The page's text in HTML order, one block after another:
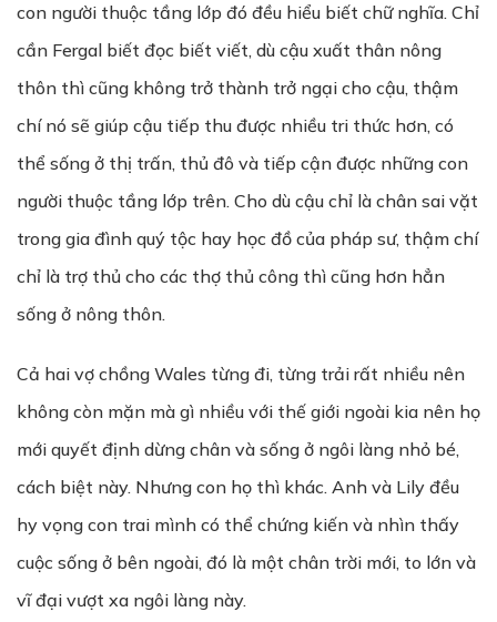
con người thuộc tầng lớp đó đều hiểu biết chữ nghĩa. Chỉ
cần Fergal biết đọc biết viết, dù cậu xuất thân nông
thôn thì cũng không trở thành trở ngại cho cậu, thậm
chí nó sẽ giúp cậu tiếp thu được nhiều tri thức hơn, có
thể sống ở thị trấn, thủ đô và tiếp cận được những con
người thuộc tầng lớp trên. Cho dù cậu chỉ là chân sai vặt
trong gia đình quý tộc hay học đồ của pháp sư, thậm chí
chỉ là trợ thủ cho các thợ thủ công thì cũng hơn hẳn
sống ở nông thôn.
Cả hai vợ chồng Wales từng đi, từng trải rất nhiều nên
không còn mặn mà gì nhiều với thế giới ngoài kia nên họ
mới quyết định dừng chân và sống ở ngôi làng nhỏ bé,
cách biệt này. Nhưng con họ thì khác. Anh và Lily đều
hy vọng con trai mình có thể chứng kiến và nhìn thấy
cuộc sống ở bên ngoài, đó là một chân trời mới, to lớn và
vĩ đại vượt xa ngôi làng này.